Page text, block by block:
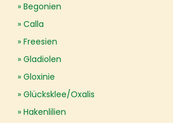
Begonien
Calla
Freesien
Gladiolen
Gloxinie
Glücksklee/Oxalis
Hakenlilien